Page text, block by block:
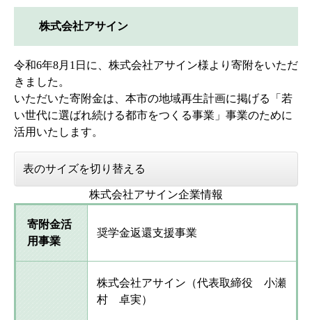
株式会社アサイン
令和6年8月1日に、株式会社アサイン様より寄附をいただ
きました。
いただいた寄附金は、本市の地域再生計画に掲げる「若
い世代に選ばれ続ける都市をつくる事業」事業のために
活用いたします。
表のサイズを切り替える
株式会社アサイン企業情報
寄附金活
用事業
奨学金返還支援事業
株式会社アサイン（代表取締役 小瀬
村 卓実）